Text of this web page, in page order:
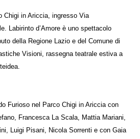
Chigi in Ariccia, ingresso Via
Labirinto d’Amore è uno spettacolo
della Regione Lazio e del Comune di
Visioni, rassegna teatrale estiva a
Furioso nel Parco Chigi in Ariccia con
Francesca La Scala, Mattia Mariani,
Luigi Pisani, Nicola Sorrenti e con Gaia